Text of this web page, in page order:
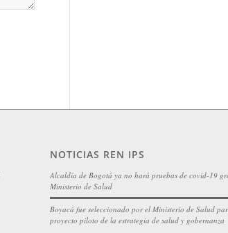
NOTICIAS REN IPS
Alcaldía de Bogotá ya no hará pruebas de covid-19
Ministerio de Salud
Boyacá fue seleccionado por el Ministerio de Salud
proyecto piloto de la estrategia de salud y gobernanza